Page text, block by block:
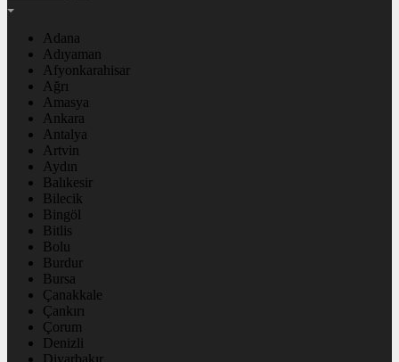
Adana
Adıyaman
Afyonkarahisar
Ağrı
Amasya
Ankara
Antalya
Artvin
Aydın
Balıkesir
Bilecik
Bingöl
Bitlis
Bolu
Burdur
Bursa
Çanakkale
Çankırı
Çorum
Denizli
Diyarbakır